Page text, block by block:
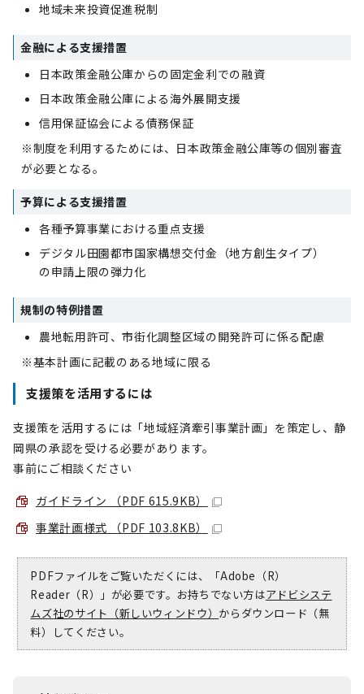
地域未来投資促進税制
金融による支援措置
日本政策金融公庫からの固定金利での融資
日本政策金融公庫による海外展開支援
信用保証協会による債務保証
※制度を利用するためには、日本政策金融公庫等の個別審査
が必要となる。
予算による支援措置
各種予算事業における重点支援
デジタル田園都市国家構想交付金（地方創生タイプ）
の申請上限の弾力化
規制の特例措置
農地転用許可、市街化調整区域の開発許可に係る配慮
※基本計画に記載のある地域に限る
支援策を活用するには
支援策を活用するには「地域経済牽引事業計画」を策定し、静
岡県の承認を受ける必要があります。
事前にご相談ください
ガイドライン （PDF 615.9KB）
事業計画様式 （PDF 103.8KB）
PDFファイルをご覧いただくには、「Adobe（R）
Reader（R）」が必要です。お持ちでない方はアドビシステ
ムズ社のサイト（新しいウィンドウ） からダウンロード（無
料）してください。